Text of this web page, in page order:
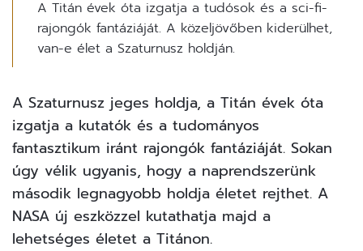
A Titán évek óta izgatja a tudósok és a sci-fi-
rajongók fantáziáját. A közeljövőben kiderülhet,
van-e élet a Szaturnusz holdján.
A Szaturnusz jeges holdja, a Titán évek óta
izgatja a kutatók és a tudományos
fantasztikum iránt rajongók fantáziáját. Sokan
úgy vélik ugyanis, hogy a naprendszerünk
második legnagyobb holdja életet rejthet. A
NASA új eszközzel kutathatja majd a
lehetséges életet a Titánon.